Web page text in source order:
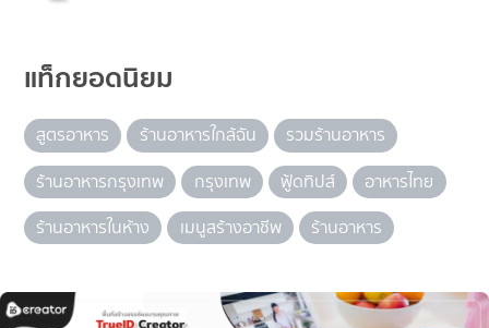
แท็กยอดนิยม
สูตรอาหาร ร้านอาหารใกล้ฉัน
รวมร้านอาหาร
ร้านอาหารกรุงเทพ
กรุงเทพ ฟู้ดทิปส์
อาหารไทย
ร้านอาหารในห้าง
เมนูสร้างอาชีพ ร้านอาหาร